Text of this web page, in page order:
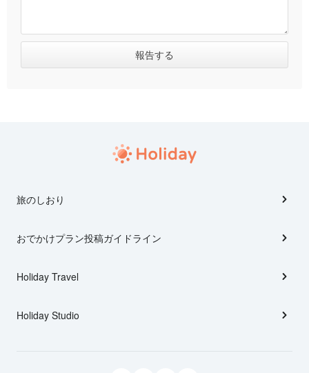
旅のしおり
おでかけプラン投稿ガイドライン
Holiday Travel
Holiday Studio